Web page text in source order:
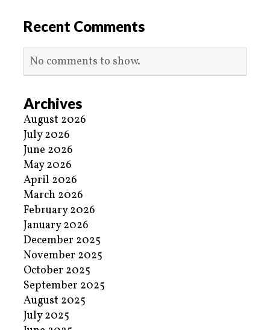
Recent Comments
No comments to show.
Archives
August 2026
July 2026
June 2026
May 2026
April 2026
March 2026
February 2026
January 2026
December 2025
November 2025
October 2025
September 2025
August 2025
July 2025